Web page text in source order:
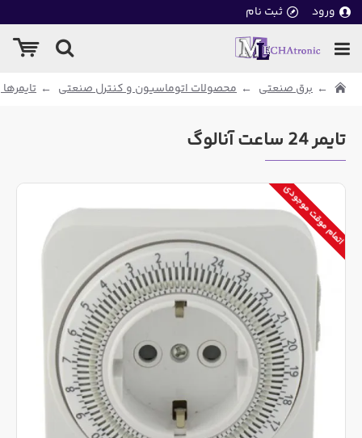
ورود ثبت نام
برق صنعتی محصولات اتوماسیون و کنترل صنعتی
تایمر 24 ساعت آنالوگ
اتمام موقت موجودی